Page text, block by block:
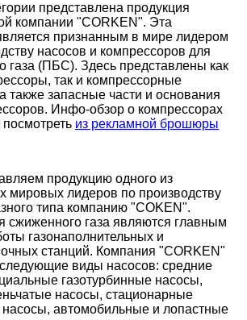
представлена продукция
компании "CORKEN". Эта
признанным в мире лидером
насосов и компрессоров для
газа (ПБС). Здесь представлены как
так и компрессорные
также запасные части и основания
Инфо-обзор о компрессорах
из рекламной брошюры
продукцию одного из
мировых лидеров по производству
типа компанию "COKEN".
сжиженного газа являются главным
газонаполнительных и
станций. Компания "CORKEN"
виды насосов: cредние
газотурбинные насосы,
насосы, стационарные
автомобильные и лопaстные